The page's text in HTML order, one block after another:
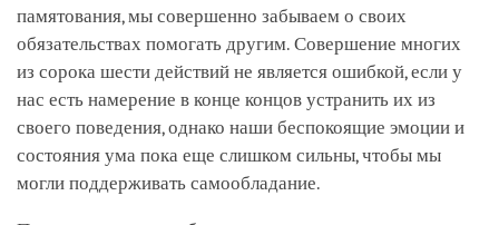
памятования, мы совершенно забываем о своих
обязательствах помогать другим. Совершение многих
из сорока шести действий не является ошибкой, если у
нас есть намерение в конце концов устранить их из
своего поведения, однако наши беспокоящие эмоции и
состояния ума пока еще слишком сильны, чтобы мы
могли поддерживать самообладание.